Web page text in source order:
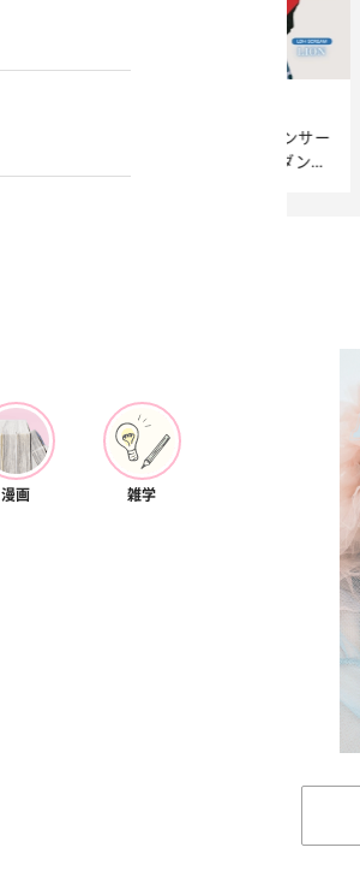
【Dリーグ】Ray世代注目のプロダンサー
集団♡ 各チームを彩る「イケメンダンサ
漫画 雑学